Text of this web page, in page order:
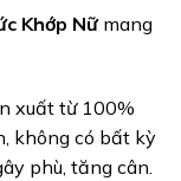
Khớp Nữmang
xuất từ 100%
không có bất kỳ
phù, tăng cân.